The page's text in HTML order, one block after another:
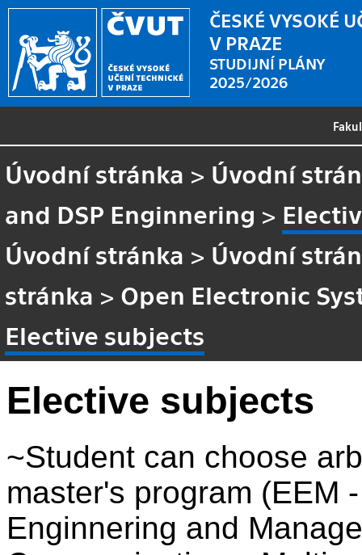
ČESKÉ VYSOKÉ
V PRAZE
STUDIJNÍ PLÁNY
2025/2026
Úvodní stránka > Úvodní
and DSP Enginnering >
Úvodní stránka > Úvodní
stránka > Open Electronic
Elective subjects
Elective subjects
~Student can choose
master's program (EEM
Enginnering and